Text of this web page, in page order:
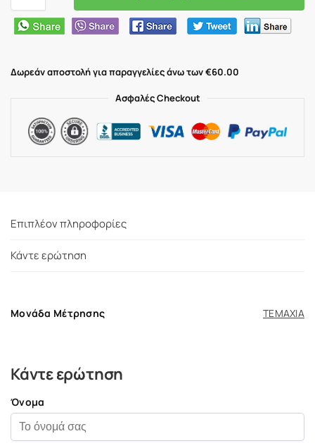
Δωρεάν αποστολή για παραγγελίες άνω των €60.00
Ασφαλές Checkout
Επιπλέον πληροφορίες
Κάντε ερώτηση
Μονάδα Μέτρησης ΤΕΜΑΧΙΑ
Κάντε ερώτηση
Όνομα